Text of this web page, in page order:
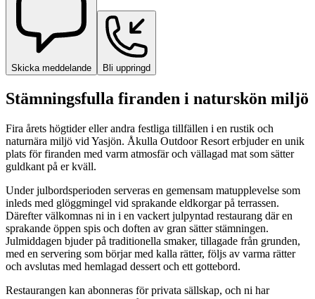
Skicka meddelande Bli uppringd
Stämningsfulla firanden i naturskön miljö
Fira årets högtider eller andra festliga tillfällen i en rustik och
naturnära miljö vid Yasjön. Åkulla Outdoor Resort erbjuder en unik
plats för firanden med varm atmosfär och vällagad mat som sätter
guldkant på er kväll.
Under julbordsperioden serveras en gemensam matupplevelse som
inleds med glöggmingel vid sprakande eldkorgar på terrassen.
Därefter välkomnas ni in i en vackert julpyntad restaurang där en
sprakande öppen spis och doften av gran sätter stämningen.
Julmiddagen bjuder på traditionella smaker, tillagade från grunden,
med en servering som börjar med kalla rätter, följs av varma rätter
och avslutas med hemlagad dessert och ett gottebord.
Restaurangen kan abonneras för privata sällskap, och ni har